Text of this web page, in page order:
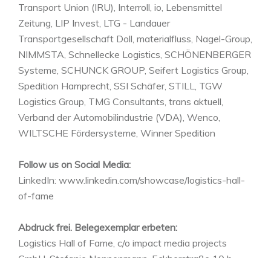
Transport Union (IRU), Interroll, io, Lebensmittel
Zeitung, LIP Invest, LTG - Landauer
Transportgesellschaft Doll, materialfluss, Nagel-Group,
NIMMSTA, Schnellecke Logistics, SCHÖNENBERGER
Systeme, SCHUNCK GROUP, Seifert Logistics Group,
Spedition Hamprecht, SSI Schäfer, STILL, TGW
Logistics Group, TMG Consultants, trans aktuell,
Verband der Automobilindustrie (VDA), Wenco,
WILTSCHE Fördersysteme, Winner Spedition
Follow us on Social Media:
LinkedIn: www.linkedin.com/showcase/logistics-hall-
of-fame
Abdruck frei. Belegexemplar erbeten:
Logistics Hall of Fame, c/o impact media projects